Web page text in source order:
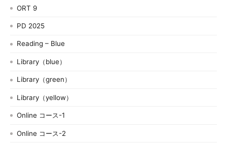
ORT 9
PD 2025
Reading – Blue
Library（blue）
Library（green）
Library（yellow）
Online コース-1
Online コース-2